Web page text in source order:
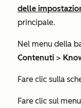
delle
principale.
Nel menu della
Contenuti >
Fare clic sulla
Fare clic sul